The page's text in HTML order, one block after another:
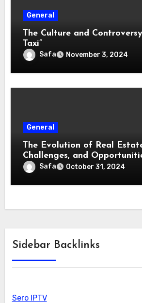
General
The Culture and
Taxi”
Safa November 3, 2024
General
The Evolution of Real
Challenges, and
Safa October 31, 2024
Sidebar Backlinks
Sero IPTV